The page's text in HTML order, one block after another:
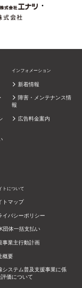
・
インフォメーション
新着情報
障害・メンテナンス情
報
広告料金案内
トについて
トマップ
イバシーポリシー
団体一括支払い
事業主行動計画
概要
システム普及支援事業に係
評価について